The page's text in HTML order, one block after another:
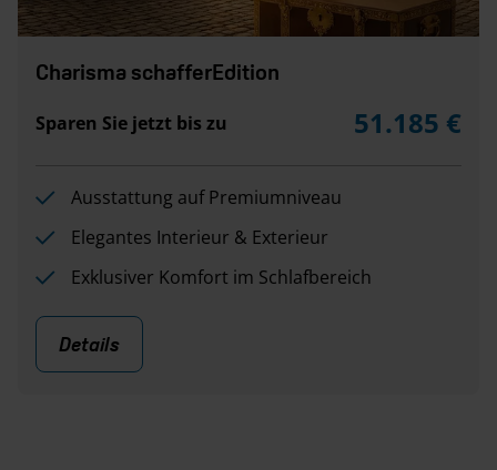
Charisma schafferEdition
Sparen Sie jetzt bis zu 51.185 €
Ausstattung auf Premiumniveau
Elegantes Interieur & Exterieur
Exklusiver Komfort im Schlafbereich
Details